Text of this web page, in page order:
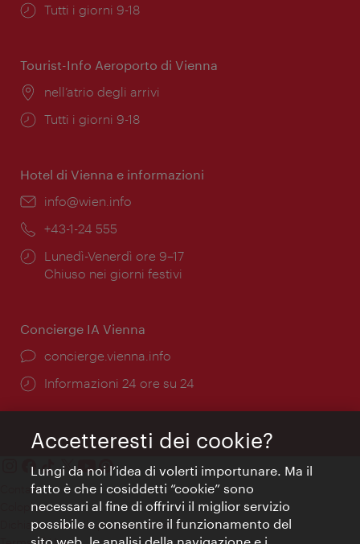
Orari
Tutti i giorni 9-18
Tourist-Info Aeroporto di Vienna
Posizione:
nell’atrio degli arrivi
Orari
Tutti i giorni 9-18
Hotel di Vienna e informazioni
Email:
info@wien.info
Telefono:
+43-1-24 555
Orari
di
Lunedì-Venerdì ore 9–17
Chiuso nei giorni festivi
Concierge IA Vienna
Ort:
concierge.vienna.info
Öffnungszeiten:
Informazioni 24 ore su 24
Contatti
Colophon
Dichiarazione sulla protezione dei dati
Accetteresti dei cookie?
Lungi da noi l’idea di volerti importunare. Ma il
fatto è che i cosiddetti “cookie” sono
necessari al fine di offrirvi il miglior servizio
possibile e consentire il funzionamento del